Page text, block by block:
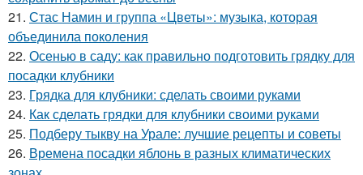
21. Стас Намин и группа «Цветы»: музыка, которая
объединила поколения
22. Осенью в саду: как правильно подготовить грядку для
посадки клубники
23. Грядка для клубники: сделать своими руками
24. Как сделать грядки для клубники своими руками
25. Подберу тыкву на Урале: лучшие рецепты и советы
26. Времена посадки яблонь в разных климатических